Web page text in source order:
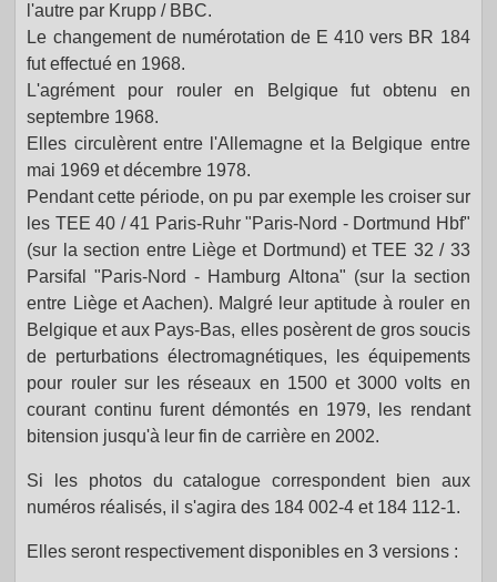
l'autre par Krupp / BBC.
Le changement de numérotation de E 410 vers BR 184
fut effectué en 1968.
L'agrément pour rouler en Belgique fut obtenu en
septembre 1968.
Elles circulèrent entre l'Allemagne et la Belgique entre
mai 1969 et décembre 1978.
Pendant cette période, on pu par exemple les croiser sur
les TEE 40 / 41 Paris-Ruhr "Paris-Nord - Dortmund Hbf"
(sur la section entre Liège et Dortmund) et TEE 32 / 33
Parsifal "Paris-Nord - Hamburg Altona" (sur la section
entre Liège et Aachen). Malgré leur aptitude à rouler en
Belgique et aux Pays-Bas, elles posèrent de gros soucis
de perturbations électromagnétiques, les équipements
pour rouler sur les réseaux en 1500 et 3000 volts en
courant continu furent démontés en 1979, les rendant
bitension jusqu'à leur fin de carrière en 2002.
Si les photos du catalogue correspondent bien aux
numéros réalisés, il s'agira des 184 002-4 et 184 112-1.
Elles seront respectivement disponibles en 3 versions :